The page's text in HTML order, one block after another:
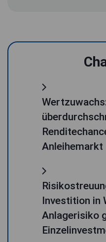
Anleihemarkt
Investition in
Anlagerisiko